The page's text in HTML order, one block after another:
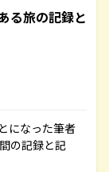
る旅の記録と
になった筆者
の記録と記